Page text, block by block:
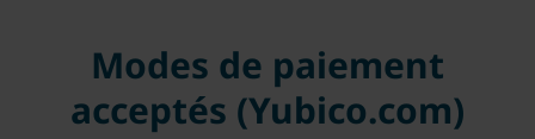
Modes de paiement
acceptés (Yubico.com)